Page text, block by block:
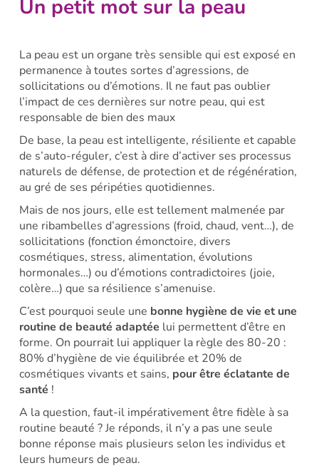
Un petit mot sur la peau
La peau est un organe très sensible qui est exposé en
permanence à toutes sortes d’agressions, de
sollicitations ou d’émotions. Il ne faut pas oublier
l’impact de ces dernières sur notre peau, qui est
responsable de bien des maux
De base, la peau est intelligente, résiliente et capable
de s’auto-réguler, c’est à dire d’activer ses processus
naturels de défense, de protection et de régénération,
au gré de ses péripéties quotidiennes.
Mais de nos jours, elle est tellement malmenée par
une ribambelles d’agressions (froid, chaud, vent…), de
sollicitations (fonction émonctoire, divers
cosmétiques, stress, alimentation, évolutions
hormonales…) ou d’émotions contradictoires (joie,
colère…) que sa résilience s’amenuise.
C’est pourquoi seule une bonne hygiène de vie et une
routine de beauté adaptée lui permettent d’être en
forme. On pourrait lui appliquer la règle des 80-20 :
80% d’hygiène de vie équilibrée et 20% de
cosmétiques vivants et sains, pour être éclatante de
santé !
A la question, faut-il impérativement être fidèle à sa
routine beauté ? Je réponds, il n’y a pas une seule
bonne réponse mais plusieurs selon les individus et
leurs humeurs de peau.